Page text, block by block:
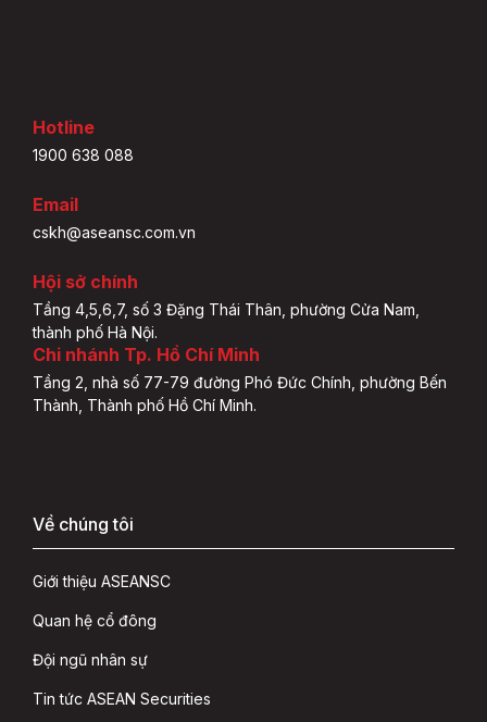
Hotline
1900 638 088
Email
cskh@aseansc.com.vn
Hội sở chính
Tầng 4,5,6,7, số 3 Đặng Thái Thân, phường Cửa Nam,
thành phố Hà Nội.
Chi nhánh Tp. Hồ Chí Minh
Tầng 2, nhà số 77-79 đường Phó Đức Chính, phường Bến
Thành, Thành phố Hồ Chí Minh.
Về chúng tôi
Giới thiệu ASEANSC
Quan hệ cổ đông
Đội ngũ nhân sự
Tin tức ASEAN Securities